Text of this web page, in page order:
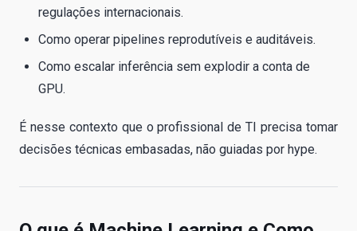
regulações internacionais.
Como operar pipelines reprodutíveis e auditáveis.
Como escalar inferência sem explodir a conta de
GPU.
É nesse contexto que o profissional de TI precisa tomar
decisões técnicas embasadas, não guiadas por hype.